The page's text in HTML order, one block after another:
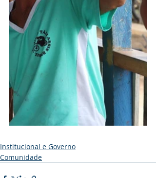
Institucional e Governo
Comunidade